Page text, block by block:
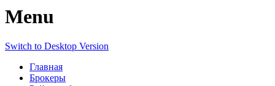
Menu
Switch to Desktop Version
Главная
Брокеры